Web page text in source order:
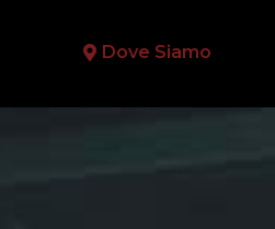
Dove Siamo